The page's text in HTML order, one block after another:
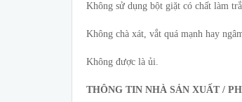
Không sử dụng bột giặt có chất làm
Không chà xát, vắt quá mạnh hay
Không được là ủi.
THÔNG TIN NHÀ SẢN XUẤT /